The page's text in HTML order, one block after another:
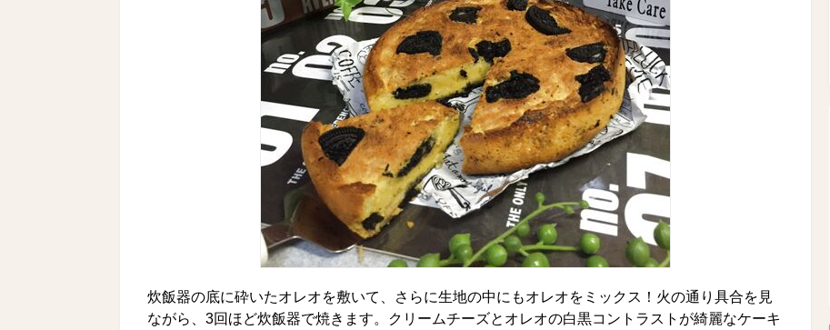
炊飯器の底に砕いたオレオを敷いて、さらに生地の中にもオレオをミックス！火の通り具合を見
ながら、3回ほど炊飯器で焼きます。クリームチーズとオレオの白黒コントラストが綺麗なケーキ